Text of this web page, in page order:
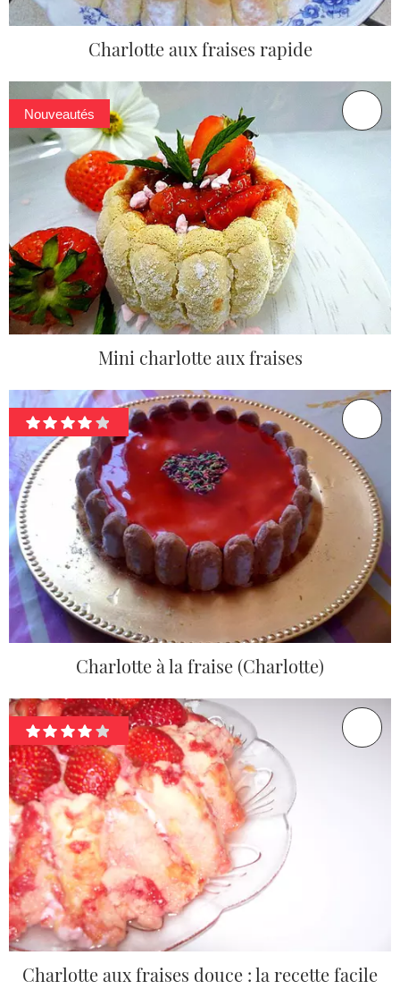
Charlotte aux fraises rapide
Nouveautés
Mini charlotte aux fraises
Charlotte à la fraise (Charlotte)
Charlotte aux fraises douce : la recette facile